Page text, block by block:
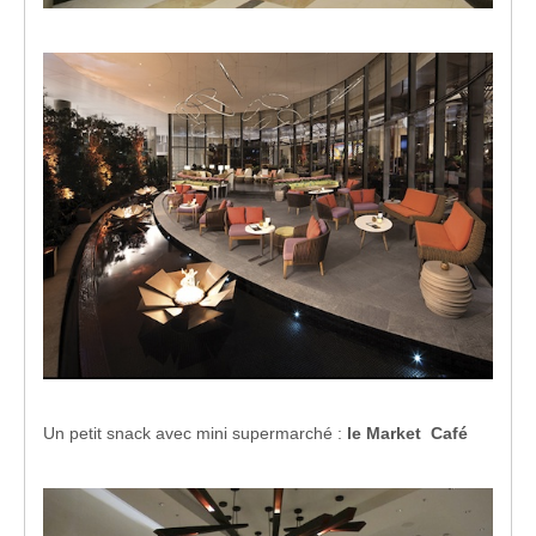
Un petit snack avec mini supermarché : le Market Café